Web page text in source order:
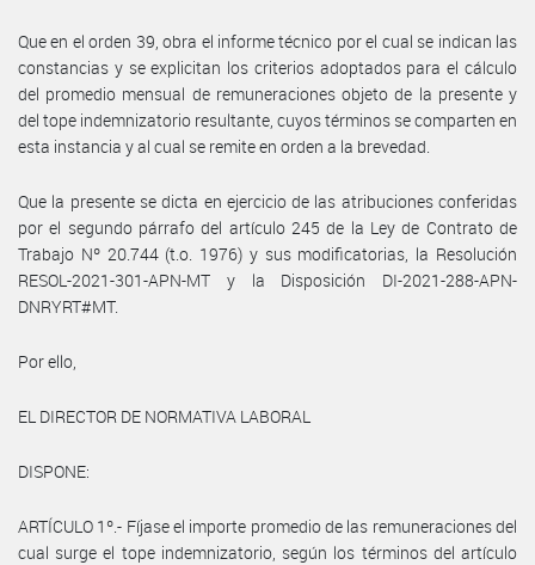
Que en el orden 39, obra el informe técnico por el cual se indican las
constancias y se explicitan los criterios adoptados para el cálculo
del promedio mensual de remuneraciones objeto de la presente y
del tope indemnizatorio resultante, cuyos términos se comparten en
esta instancia y al cual se remite en orden a la brevedad.
Que la presente se dicta en ejercicio de las atribuciones conferidas
por el segundo párrafo del artículo 245 de la Ley de Contrato de
Trabajo Nº 20.744 (t.o. 1976) y sus modificatorias, la Resolución
RESOL-2021-301-APN-MT y la Disposición DI-2021-288-APN-
DNRYRT#MT.
Por ello,
EL DIRECTOR DE NORMATIVA LABORAL
DISPONE:
ARTÍCULO 1º.- Fíjase el importe promedio de las remuneraciones del
cual surge el tope indemnizatorio, según los términos del artículo